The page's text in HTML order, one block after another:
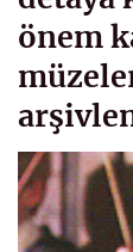
önem